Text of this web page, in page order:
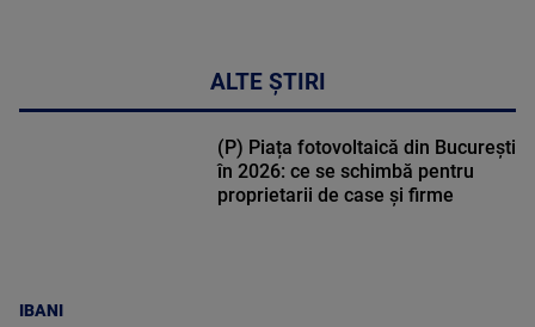
ALTE ȘTIRI
IBANI
(P) Piața fotovoltaică din București
în 2026: ce se schimbă pentru
proprietarii de case și firme